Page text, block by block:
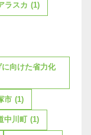
ラスカ (1)
向けた省力化
市 (1)
中川町 (1)